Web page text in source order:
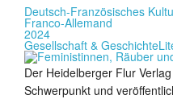
Deutsch-Französisches
Franco-Allemand
2024
Gesellschaft & Geschichte
Der Heidelberger Flur
Schwerpunkt und